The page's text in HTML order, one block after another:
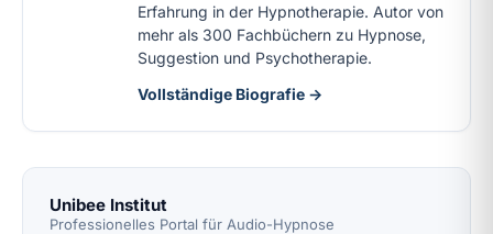
Erfahrung in der Hypnotherapie. Autor von
mehr als 300 Fachbüchern zu Hypnose,
Suggestion und Psychotherapie.
Vollständige Biografie →
Unibee Institut
Professionelles Portal für Audio-Hypnose